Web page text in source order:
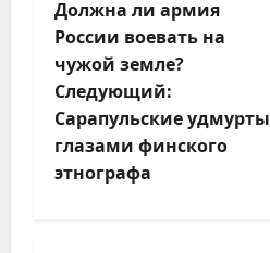
а
в
и
г
а
ц
и
Должна ли армия
России воевать на
чужой земле?
Следующий:
Сарапульские удмурты
глазами финского
этнографа